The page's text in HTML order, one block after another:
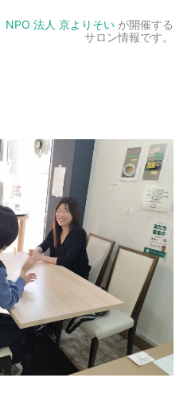
NPO 法人 京よりそいが開催する
サロン情報です。